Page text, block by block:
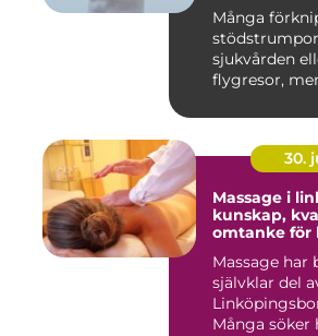
Många
sjukvården
flygresor,
30.
Massage i
kunskap,
omtanke för
Massage har
självklar del
Många söker